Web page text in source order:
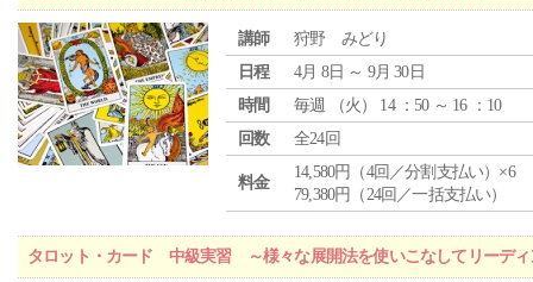
講師
狩野 みどり
日程
4月 8日 ～ 9月 30日
時間
毎週 （火 ） 14 ：50 ～ 16 ：10
回数
全24回
料金
14,580円（4回／分割支払い）×6
79,380円（24回／一括支払い）
タロット・カード 中級実習 ～様々な展開法を使いこなしてリーディ